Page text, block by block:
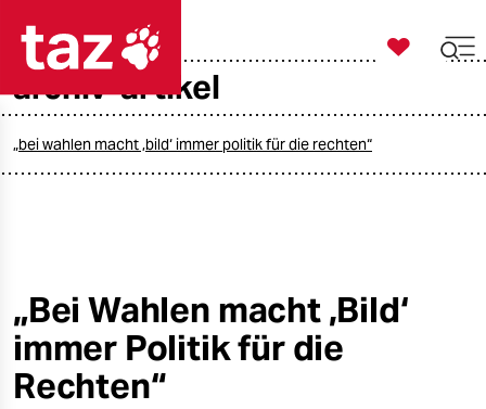
taz zahl ich
öko
gesellschaft
kultur

taz zahl ich
archiv-artikel
„bei wahlen macht ‚bild‘ immer politik für die rechten“
„Bei Wahlen macht ‚Bild‘
immer Politik für die
Rechten“